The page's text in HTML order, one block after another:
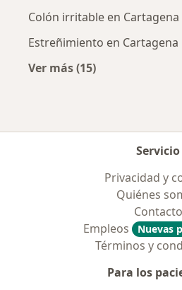
Colón irritable en Cartagena
Estreñimiento en Cartagena
Ver más (15)
Servicio
Privacidad y
Quiénes
Contacto
Empleos
Nuevas
Términos y
Para los